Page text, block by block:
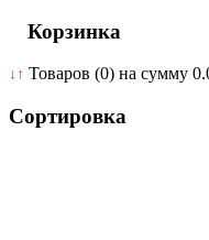
Корзинка
↓↑ Товаров (0) на сумму
Сортировка